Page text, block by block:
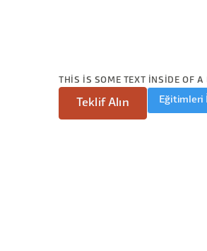
THIS IS SOME TEXT INSIDE OF A
Teklif Alın Eğitimleri